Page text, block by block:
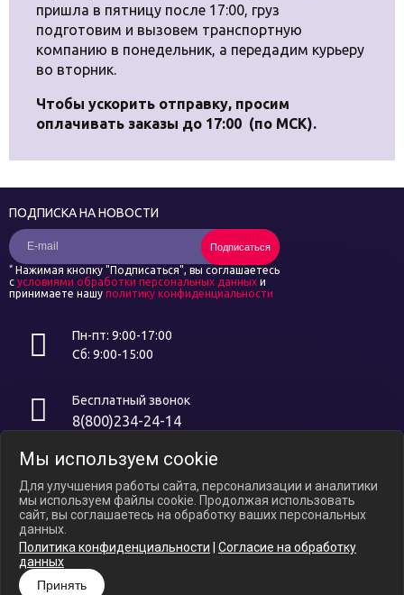
пришла в пятницу после 17:00, груз
подготовим и вызовем транспортную
компанию в понедельник, а передадим курьеру
во вторник.
Чтобы ускорить отправку, просим
оплачивать заказы до 17:00 (по МСК).
Пн-пт: 9:00-17:00
Сб: 9:00-15:00
Бесплатный звонок
8(800)234-24-14
Интернет ресурс носит исключительно информационный характер и
437 ГК РФ. В связи с ослаблением курса российского рубля цены на
сайте могут варьироваться, уточняйте актуальные цены у
менеджеров по телефону.
Политика конфиденциальности
Согласие на обработку Персональных Данных
ПОДПИСКА НА НОВОСТИ
Подписаться
* Нажимая кнопку "Подписаться", вы соглашаетесь
с условиями обработки персональных данных и
принимаете нашу политику конфиденциальности
Мы используем cookie
Для улучшения работы сайта, персонализации и аналитики
мы используем файлы cookie. Продолжая использовать
сайт, вы соглашаетесь на обработку ваших персональных
данных.
Политика конфиденциальности
Согласие на обработку
данных
Принять